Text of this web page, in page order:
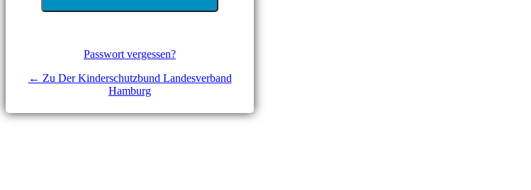
Passwort vergessen?
← Zu Der Kinderschutzbund Landesverband
Hamburg